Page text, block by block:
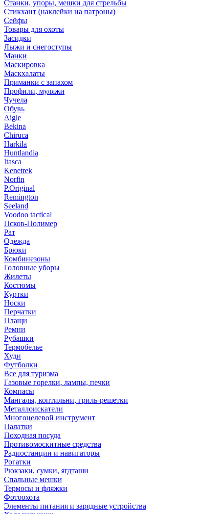
Станки, упоры, мешки для стрельбы
Стикхант (наклейки на патроны)
Сейфы
Товары для охоты
Засидки
Лыжи и снегоступы
Манки
Маскировка
Маскхалаты
Приманки с запахом
Профили, муляжи
Чучела
Обувь
Aigle
Bekina
Chiruсa
Harkila
Huntlandia
Itasca
Kenetrek
Norfin
P.Original
Remington
Seeland
Voodoo tactical
Псков-Полимер
Рат
Одежда
Брюки
Комбинезоны
Головные уборы
Жилеты
Костюмы
Куртки
Носки
Перчатки
Плащи
Ремни
Рубашки
Термобелье
Худи
Футболки
Все для туризма
Газовые горелки, лампы, печки
Компасы
Мангалы, коптильни, гриль-решетки
Металлоискатели
Многоцелевой инструмент
Палатки
Походная посуда
Противомоскитные средства
Радиостанции и навигаторы
Рогатки
Рюкзаки, сумки, ягдташи
Спальные мешки
Термосы и фляжки
Фотоохота
Элементы питания и зарядные устройства